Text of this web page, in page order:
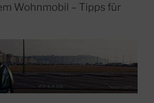
Wohnmobil – Tipps für